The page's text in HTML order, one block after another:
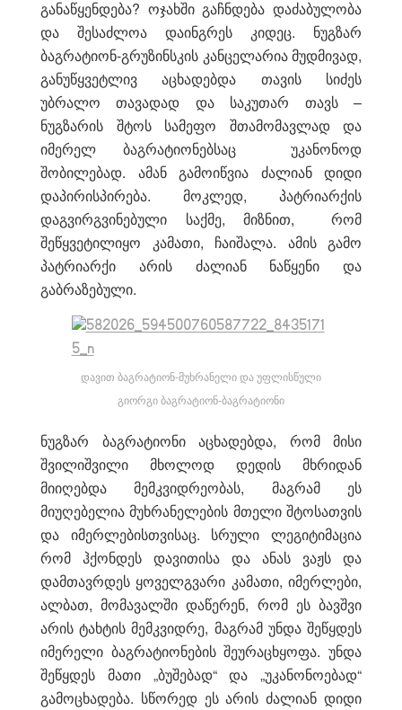
განაწყენდება? ოჯახში გაჩნდება დაძაბულობა
და შესაძლოა დაინგრეს კიდეც. ნუგზარ
ბაგრატიონ-გრუზინსკის კანცელარია მუდმივად,
განუწყვეტლივ აცხადებდა თავის სიძეს
უბრალო თავადად და საკუთარ თავს –
ნუგზარის შტოს სამეფო შთამომავლად და
იმერელ ბაგრატიონებსაც უკანონოდ
შობილებად. ამან გამოიწვია ძალიან დიდი
დაპირისპირება. მოკლედ, პატრიარქის
დაგვირგვინებული საქმე, მიზნით, რომ
შეწყვეტილიყო კამათი, ჩაიშალა. ამის გამო
პატრიარქი არის ძალიან ნაწყენი და
გაბრაზებული.
დავით ბაგრატიონ-მუხრანელი და უფლისწული
გიორგი ბაგრატიონ-ბაგრატიონი
ნუგზარ ბაგრატიონი აცხადებდა, რომ მისი
შვილიშვილი მხოლოდ დედის მხრიდან
მიიღებდა მემკვიდრეობას, მაგრამ ეს
მიუღებელია მუხრანელების მთელი შტოსათვის
და იმერლებისთვისაც. სრული ლეგიტიმაცია
რომ ჰქონდეს დავითისა და ანას ვაჟს და
დამთავრდეს ყოველგვარი კამათი, იმერლები,
ალბათ, მომავალში დაწერენ, რომ ეს ბავშვი
არის ტახტის მემკვიდრე, მაგრამ უნდა შეწყდეს
იმერელი ბაგრატიონების შეურაცხყოფა. უნდა
შეწყდეს მათი „ბუშებად“ და „უკანონოებად“
გამოცხადება. სწორედ ეს არის ძალიან დიდი